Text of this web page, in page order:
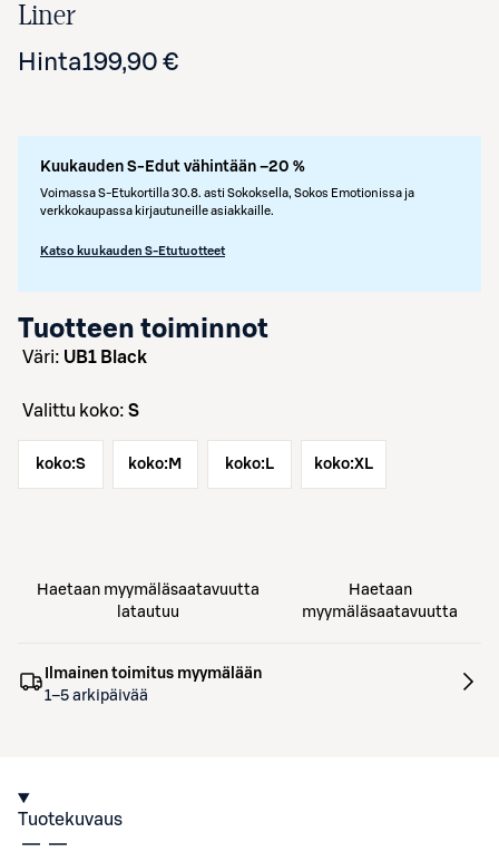
Liner
Hinta199,90 €
Kuukauden S-Edut vähintään –20 %
Voimassa S-Etukortilla 30.8. asti Sokoksella, Sokos Emotionissa ja
verkkokaupassa kirjautuneille asiakkaille.
Katso kuukauden S-Etutuotteet
Tuotteen toiminnot
väri: UB1 Black
Valittu koko: S
koko:S koko: M koko: L koko:XL
Haetaan myymäläsaatavuutta
latautuu
Haetaan
myymäläsaatavuutta
Ilmainen toimitus myymälään
1–5 arkipäivää
Tuotekuvaus